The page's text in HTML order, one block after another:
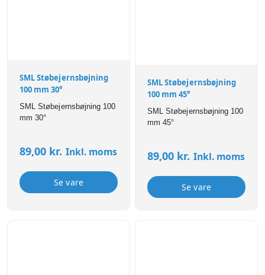
SML Støbejernsbøjning
100 mm 30°
SML Støbejernsbøjning 100
mm 30°
89,00 kr. Inkl. moms
Se vare
SML Støbejernsbøjning
100 mm 45°
SML Støbejernsbøjning 100
mm 45°
89,00 kr. Inkl. moms
Se vare